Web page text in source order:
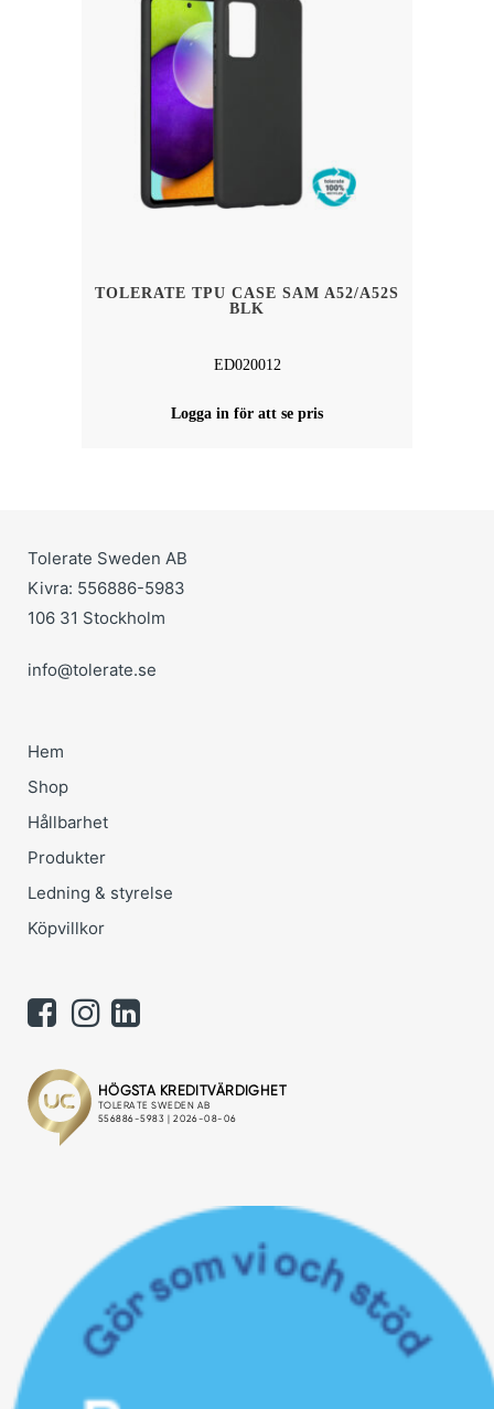
TOLERATE TPU CASE SAM A52/A52S
BLK
ED020012
Logga in för att se pris
Tolerate Sweden AB
Kivra: 556886-5983
106 31 Stockholm
info@tolerate.se
Hem
Shop
Hållbarhet
Produkter
Ledning & styrelse
Köpvillkor